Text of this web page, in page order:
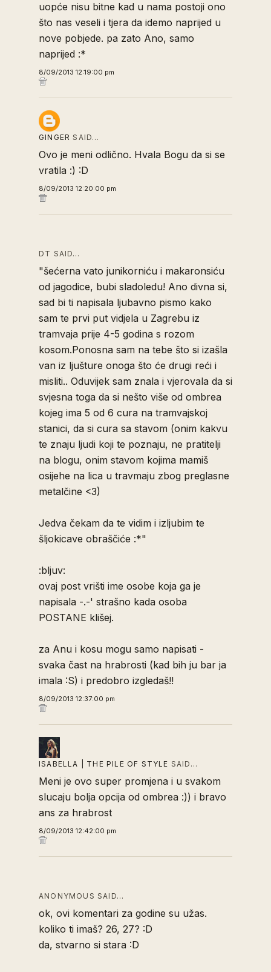
uopće nisu bitne kad u nama postoji ono
što nas veseli i tjera da idemo naprijed u
nove pobjede. pa zato Ano, samo
naprijed :*
8/09/2013 12:19:00 pm
GINGER SAID…
Ovo je meni odlično. Hvala Bogu da si se
vratila :) :D
8/09/2013 12:20:00 pm
DT SAID…
"šećerna vato junikorniću i makaronsiću
od jagodice, bubi sladoledu! Ano divna si,
sad bi ti napisala ljubavno pismo kako
sam te prvi put vidjela u Zagrebu iz
tramvaja prije 4-5 godina s rozom
kosom.Ponosna sam na tebe što si izašla
van iz ljušture onoga što će drugi reći i
misliti.. Oduvijek sam znala i vjerovala da si
svjesna toga da si nešto više od ombrea
kojeg ima 5 od 6 cura na tramvajskoj
stanici, da si cura sa stavom (onim kakvu
te znaju ljudi koji te poznaju, ne pratitelji
na blogu, onim stavom kojima mamiš
osijehe na lica u travmaju zbog preglasne
metalčine <3)
Jedva čekam da te vidim i izljubim te
šljokicave obraščiće :*"
:bljuv:
ovaj post vrišti ime osobe koja ga je
napisala -.-' strašno kada osoba
POSTANE klišej.
za Anu i kosu mogu samo napisati -
svaka čast na hrabrosti (kad bih ju bar ja
imala :S) i predobro izgledaš!!
8/09/2013 12:37:00 pm
ISABELLA | THE PILE OF STYLE SAID…
Meni je ovo super promjena i u svakom
slucaju bolja opcija od ombrea :)) i bravo
ans za hrabrost
8/09/2013 12:42:00 pm
ANONYMOUS SAID…
ok, ovi komentari za godine su užas.
koliko ti imaš? 26, 27? :D
da, stvarno si stara :D